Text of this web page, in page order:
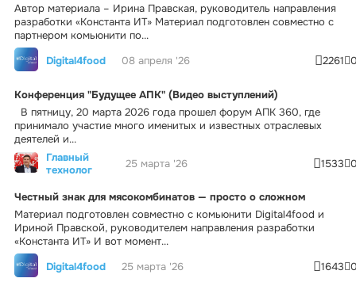
Автор материала – Ирина Правская, руководитель направления
разработки «Константа ИТ» Материал подготовлен совместно с
партнером комьюнити по...
Digital4food
08 апреля '26 2261
Конференция "Будущее АПК" (Видео выступлений)
В пятницу, 20 марта 2026 года прошел форум АПК 360, где
принимало участие много именитых и известных отраслевых
деятелей и...
Главный
технолог
25 марта '26 1533
Честный знак для мясокомбинатов — просто о сложном
Материал подготовлен совместно с комьюнити Digital4food и
Ириной Правской, руководителем направления разработки
«Константа ИТ» И вот момент...
Digital4food
25 марта '26 1643